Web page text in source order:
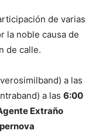
de varias
la noble causa de
de calle.
a las
a las 6:00
Extraño